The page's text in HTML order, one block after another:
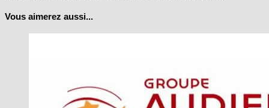
Vous aimerez aussi...